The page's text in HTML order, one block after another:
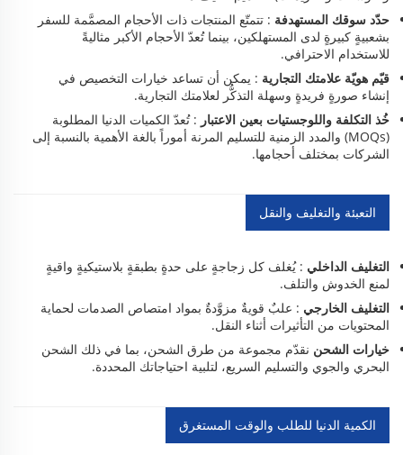
حدّد سوقك المستهدفة : تتمتّع المنتجات ذات الأحجام المصمَّمة للسفر
بشعبيةٍ كبيرةٍ لدى المستهلكين، بينما تُعدّ الأحجام الأكبر مثاليةً
للاستخدام الاحترافي.
قيّم هويّة علامتك التجارية : يمكن أن تساعد خيارات التخصيص في
إنشاء صورةٍ فريدةٍ وسهلة التذكُّر لعلامتك التجارية.
خُذ التكلفة واللوجستيات بعين الاعتبار : تُعدّ الكميات الدنيا المطلوبة
(MOQs) والمدد الزمنية للتسليم المرنة أموراً بالغة الأهمية بالنسبة إلى
الشركات بمختلف أحجامها.
التعبئة والتغليف والنقل
التغليف الداخلي : يُغلف كل زجاجةٍ على حدةٍ بطبقةٍ بلاستيكيةٍ واقيةٍ
لمنع الخدوش والتلف.
التغليف الخارجي : علبٌ قويةٌ مزوَّدةٌ بمواد امتصاص الصدمات لحماية
المحتويات من التأثيرات أثناء النقل.
خيارات الشحن نقدّم مجموعة من طرق الشحن، بما في ذلك الشحن
البحري والجوي والتسليم السريع، لتلبية احتياجاتك المحددة.
الكمية الدنيا للطلب والوقت المستغرق